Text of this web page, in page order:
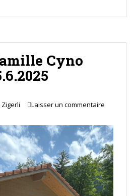
Cyno
Laisser un commentaire